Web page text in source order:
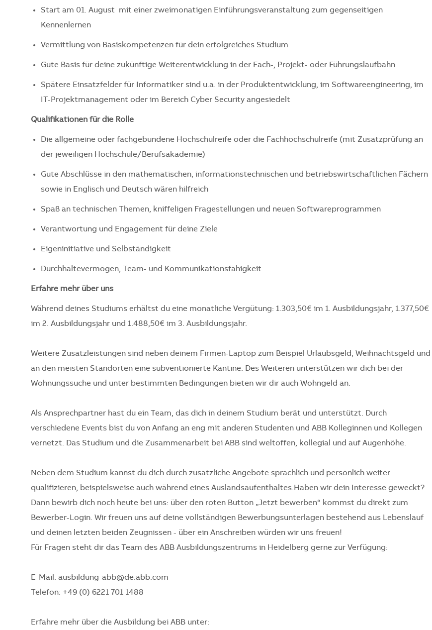
Start am 01. August
mit einer zweimonatigen Einführungsveranstaltung zum gegenseitigen
Kennenlernen
Vermittlung von Basiskompetenzen für dein erfolgreiches Studium
Gute Basis für deine zukünftige Weiterentwicklung in der Fach-, Projekt- oder Führungslaufbahn
Spätere Einsatzfelder für Informatiker sind u.a. in der Produktentwicklung, im Softwareengineering, im
IT-Projektmanagement oder im Bereich Cyber Security angesiedelt
Qualifikationen für die Rolle
Die allgemeine oder fachgebundene Hochschulreife oder die Fachhochschulreife (mit Zusatzprüfung an
der jeweiligen Hochschule/Berufsakademie)
Gute Abschlüsse in den mathematischen, informationstechnischen und betriebswirtschaftlichen Fächern
sowie in Englisch und Deutsch wären hilfreich
Spaß an technischen Themen, kniffeligen Fragestellungen und neuen Softwareprogrammen
Verantwortung und Engagement für deine Ziele
Eigeninitiative und Selbständigkeit
Durchhaltevermögen, Team- und Kommunikationsfähigkeit
Erfahre mehr über uns
Während deines Studiums erhältst du eine monatliche Vergütung: 1.303,50€ im 1. Ausbildungsjahr, 1.377,50€
im 2. Ausbildungsjahr und 1.488,50€ im 3. Ausbildungsjahr.
Weitere Zusatzleistungen sind neben deinem Firmen-Laptop zum Beispiel Urlaubsgeld, Weihnachtsgeld und
an den meisten Standorten eine subventionierte Kantine. Des Weiteren unterstützen wir dich bei der
Wohnungssuche und unter bestimmten Bedingungen bieten wir dir auch Wohngeld an.
Als Ansprechpartner hast du ein Team, das dich in deinem Studium berät und unterstützt. Durch
verschiedene Events bist du von Anfang an eng mit anderen Studenten und ABB Kolleginnen und Kollegen
vernetzt. Das Studium und die Zusammenarbeit bei ABB sind weltoffen, kollegial und auf Augenhöhe.
Neben dem Studium kannst du dich durch zusätzliche Angebote sprachlich und persönlich weiter
qualifizieren, beispielsweise auch während eines Auslandsaufenthaltes.Haben wir dein Interesse geweckt?
Dann bewirb dich noch heute bei uns: über den roten Button „Jetzt bewerben“ kommst du direkt zum
Bewerber-Login. Wir freuen uns auf deine vollständigen Bewerbungsunterlagen bestehend aus Lebenslauf
und deinen letzten beiden Zeugnissen - über ein Anschreiben würden wir uns freuen!
Für Fragen steht dir das Team des ABB Ausbildungszentrums in Heidelberg gerne zur Verfügung:
E-Mail: ausbildung-abb@de.abb.com
Telefon: +49 (0) 6221 701 1488
Erfahre mehr über die Ausbildung bei ABB unter: